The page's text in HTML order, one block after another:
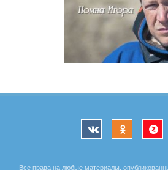
Все права на любые материалы,